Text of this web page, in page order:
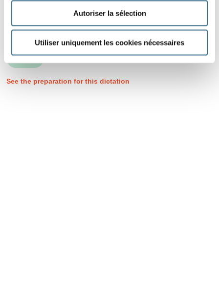
Autoriser la sélection
Utiliser uniquement les cookies nécessaires
DONE!
See the preparation for this dictation